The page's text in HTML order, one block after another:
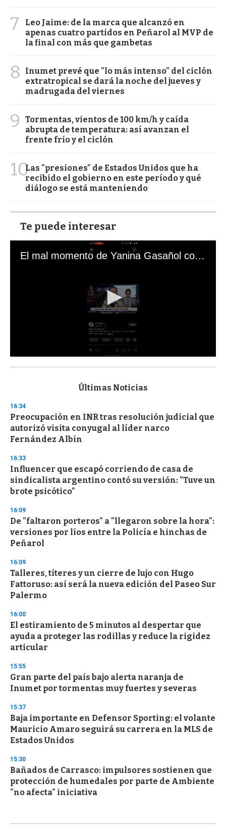
7
Leo Jaime: de la marca que alcanzó en
apenas cuatro partidos en Peñarol al MVP de
la final con más que gambetas
8
Inumet prevé que "lo más intenso" del ciclón
extratropical se dará la noche del jueves y
madrugada del viernes
9
Tormentas, vientos de 100 km/h y caída
abrupta de temperatura: así avanzan el
frente frío y el ciclón
10Las "presiones" de Estados Unidos que ha
recibido el gobierno en este período y qué
diálogo se está manteniendo
Te puede interesar
El mal momento de Yanina Gasañol con un hincha argentino en "Subrayado"
s
d
s
o
f
3
s
e
c
o
n
Últimas Noticias
16:34
Preocupación en INR tras resolución judicial que
autorizó visita conyugal al líder narco
Fernández Albín
16:33
Influencer que escapó corriendo de casa de
sindicalista argentino contó su versión: "Tuve un
brote psicótico"
16:09
De "faltaron porteros" a "llegaron sobre la hora":
versiones por líos entre la Policía e hinchas de
Peñarol
16:09
Talleres, títeres y un cierre de lujo con Hugo
Fattoruso: así será la nueva edición del Paseo Sur
Palermo
16:00
El estiramiento de 5 minutos al despertar que
ayuda a proteger las rodillas y reduce la rigidez
articular
15:55
Gran parte del país bajo alerta naranja de
Inumet por tormentas muy fuertes y severas
15:37
Baja importante en Defensor Sporting: el volante
Mauricio Amaro seguirá su carrera en la MLS de
Estados Unidos
15:30
Bañados de Carrasco: impulsores sostienen que
protección de humedales por parte de Ambiente
"no afecta" iniciativa